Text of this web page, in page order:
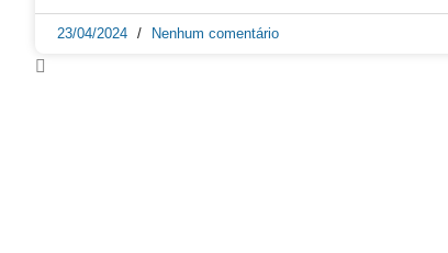
23/04/2024 Nenhum comentário